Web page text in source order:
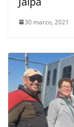
30 marzo, 2021